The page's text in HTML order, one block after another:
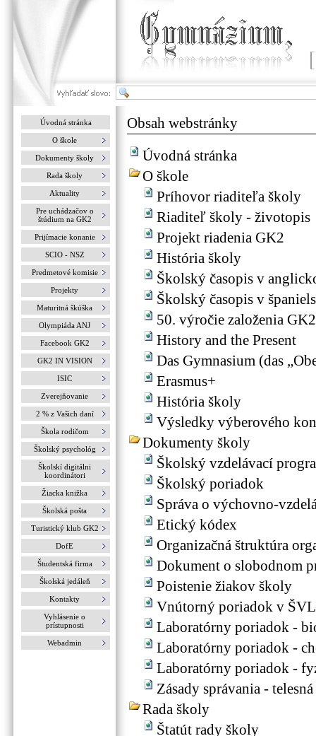
Úvodná stránka
O škole
Dokumenty školy
Rada školy
Aktuality
Pre uchádzačov o
štúdium na GK2
Prijímacie konanie
SCIO - NSZ
Predmetové komisie
Projekty
Maturitná škúška
Olympiáda ANJ
Facebook GK2
GK2 IN VISION
ISIC
Zverejňovanie
2 % z Vašich daní
Škola rodičom
Školský psychológ
Školskí digitálni
koordinátori
Žiacka knižka
Školská pošta
Turistický klub GK2
DofE
Študentská firma
Školská jedáleň
Kontakty
Vyhlásenie o
prístupnosti
Webadmin
Obsah webstránky
Úvodná stránka
O škole
Príhovor riaditeľa školy
Riaditeľ školy - životopis
Projekt riadenia GK2
História školy
Školský časopis v
Školský časopis v
50. výročie založenia GK2
History and the Present
Das Gymnasium (das
Erasmus+
História školy
Výsledky výberového
Dokumenty školy
Školský vzdelávací
Školský poriadok
Správa o výchovno-
Etický kódex
Organizačná štruktúra
Dokument o slobodnom
Poistenie žiakov školy
Vnútorný poriadok v
Laboratórny poriadok -
Laboratórny poriadok -
Laboratórny poriadok -
Zásady správania -
Rada školy
Štatút rady školy